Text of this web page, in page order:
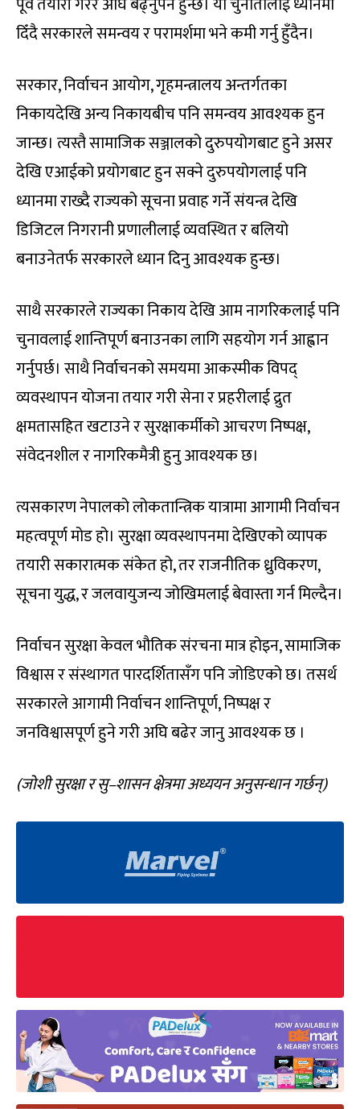
दिँदै सरकारले समन्वय र परामर्शमा भने कमी गर्नु हुँदैन।
सरकार, निर्वाचन आयोग, गृहमन्त्रालय अन्तर्गतका
निकायदेखि अन्य निकायबीच पनि समन्वय आवश्यक हुन
जान्छ। त्यस्तै सामाजिक सञ्जालको दुरुपयोगबाट हुने असर
देखि एआईको प्रयोगबाट हुन सक्ने दुरुपयोगलाई पनि
ध्यानमा राख्दै राज्यको सूचना प्रवाह गर्ने संयन्त्र देखि
डिजिटल निगरानी प्रणालीलाई व्यवस्थित र बलियो
बनाउनेतर्फ सरकारले ध्यान दिनु आवश्यक हुन्छ।
साथै सरकारले राज्यका निकाय देखि आम नागरिकलाई पनि
चुनावलाई शान्तिपूर्ण बनाउनका लागि सहयोग गर्न आह्वान
गर्नुपर्छ। साथै निर्वाचनको समयमा आकस्मीक विपद्
व्यवस्थापन योजना तयार गरी सेना र प्रहरीलाई द्रुत
क्षमतासहित खटाउने र सुरक्षाकर्मीको आचरण निष्पक्ष,
संवेदनशील र नागरिकमैत्री हुनु आवश्यक छ।
त्यसकारण नेपालको लोकतान्त्रिक यात्रामा आगामी निर्वाचन
महत्वपूर्ण मोड हो। सुरक्षा व्यवस्थापनमा देखिएको व्यापक
तयारी सकारात्मक संकेत हो, तर राजनीतिक ध्रुविकरण,
सूचना युद्ध, र जलवायुजन्य जोखिमलाई बेवास्ता गर्न मिल्दैन।
निर्वाचन सुरक्षा केवल भौतिक संरचना मात्र होइन, सामाजिक
विश्वास र संस्थागत पारदर्शितासँग पनि जोडिएको छ। तसर्थ
सरकारले आगामी निर्वाचन शान्तिपूर्ण, निष्पक्ष र
जनविश्वासपूर्ण हुने गरी अघि बढेर जानु आवश्यक छ ।
(जोशी सुरक्षा र सु–शासन क्षेत्रमा अध्ययन अनुसन्धान गर्छन्)